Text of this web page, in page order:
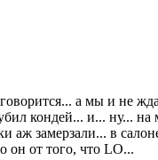
а мы и не
кондей... и... ну... на
аж замерзали... в
он от того, что LO...